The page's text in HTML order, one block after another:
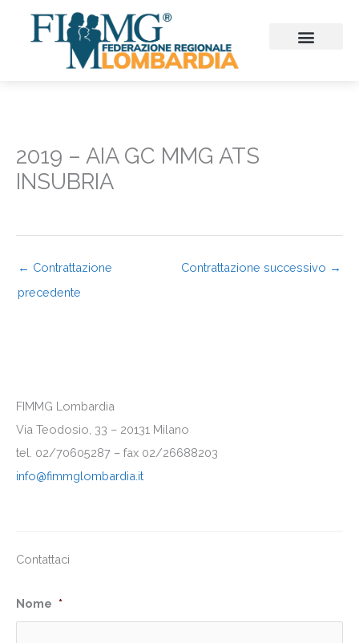
contenuto
2019 – AIA GC MMG ATS
INSUBRIA
← Contrattazione
precedente
Contrattazione successivo →
FIMMG Lombardia
Via Teodosio, 33 – 20131 Milano
tel. 02/70605287 – fax 02/26688203
info@fimmglombardia.it
Contattaci
Nome *